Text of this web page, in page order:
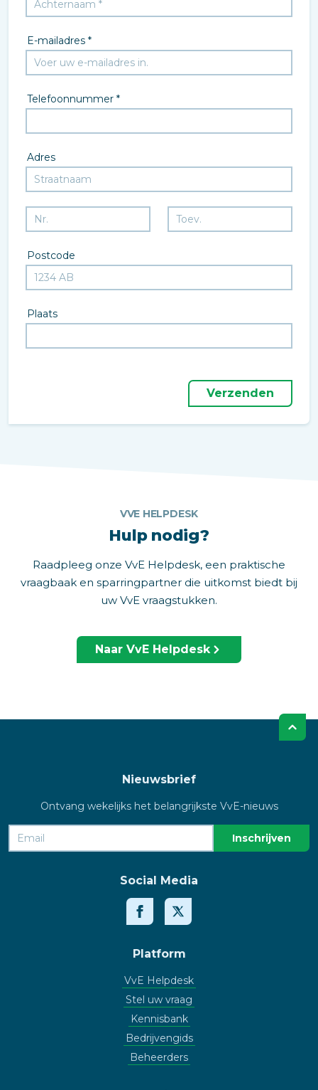
E-mailadres *
Telefoonnummer *
Adres
Postcode
Plaats
Verzenden
VVE HELPDESK
Hulp nodig?
Raadpleeg onze VvE Helpdesk, een praktische
vraagbaak en sparringpartner die uitkomst biedt bij
uw VvE vraagstukken.
Naar VvE Helpdesk
Nieuwsbrief
Ontvang wekelijks het belangrijkste VvE-nieuws
Social Media
Platform
VvE Helpdesk
Stel uw vraag
Kennisbank
Bedrijvengids
Beheerders